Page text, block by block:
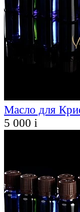
Масло для
5 000 i